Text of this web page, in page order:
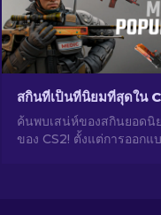
สกินที่เป็นที่นิยมที่สุดใน
ค้นพบเสน่ห์ของสกินยอดนิ
ของ CS2! ตั้งแต่การออกแ